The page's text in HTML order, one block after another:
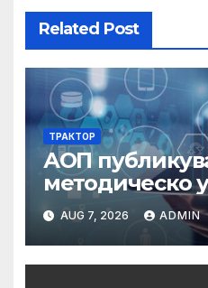
Related Post
ТРАКТОР
АОП
методическо
връзка с
основанията
отстраняване
AUG 7, 2026 ADMIN